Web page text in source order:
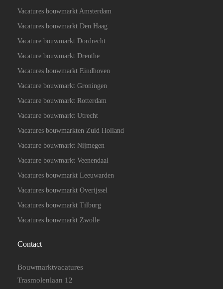
Vacatures bouwmarkt Amsterdam
Vacatures bouwmarkt Den Haag
Vacature bouwmarkt Dordrecht
Vacature bouwmarkt Drenthe
Vacatures bouwmarkt Eindhoven
Vacature bouwmarkt Groningen
Vacature bouwmarkt Rotterdam
Vacature bouwmarkt Utrecht
Vacatures bouwmarkten Zuid Holland
Vacature bouwmarkt Nijmegen
Vacature bouwmarkt Veenendaal
Vacatures bouwmarkt Leeuwarden
Vacatures bouwmarkt Overijssel
Vacatures bouwmarkt Tilburg
Vacatures bouwmarkt Zwolle
Contact
Bouwmarktvacatures
Trasmolenlaan 12